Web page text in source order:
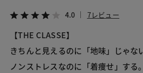
4.0 7レビュー
【THE CLASSE】
きちんと見えるのに「地味」じゃな
ノンストレスなのに「着痩せ」する。